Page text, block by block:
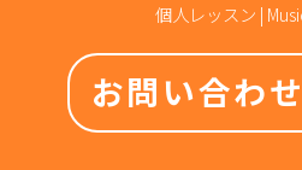
個人レッスン |
お問い合わ